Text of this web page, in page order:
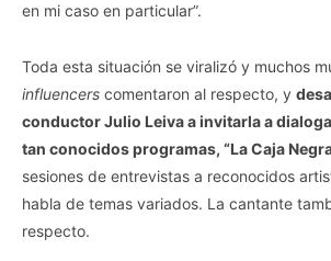
en mi caso en particular”.
Toda esta situación se viralizó y muchos
influencers comentaron al respecto, y
conductor Julio Leiva a invitarla a
tan conocidos programas, “La Caja
sesiones de entrevistas a reconocidos
habla de temas variados. La cantante
respecto.